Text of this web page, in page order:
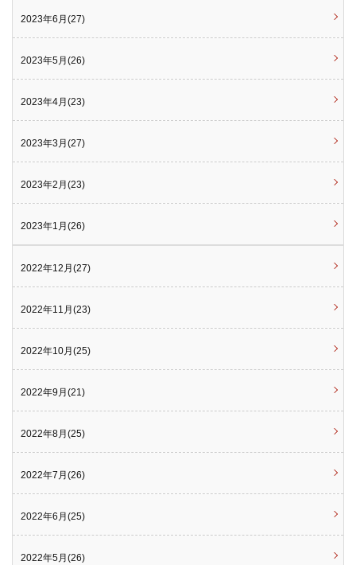
2023年6月(27)
2023年5月(26)
2023年4月(23)
2023年3月(27)
2023年2月(23)
2023年1月(26)
2022年12月(27)
2022年11月(23)
2022年10月(25)
2022年9月(21)
2022年8月(25)
2022年7月(26)
2022年6月(25)
2022年5月(26)